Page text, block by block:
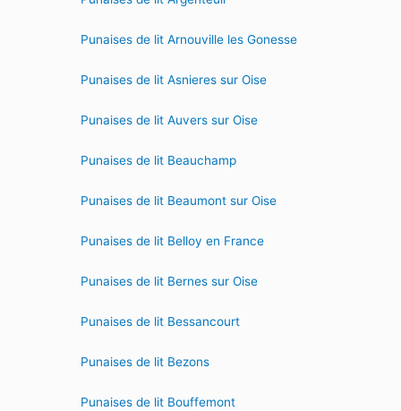
Punaises de lit Arnouville les Gonesse
Punaises de lit Asnieres sur Oise
Punaises de lit Auvers sur Oise
Punaises de lit Beauchamp
Punaises de lit Beaumont sur Oise
Punaises de lit Belloy en France
Punaises de lit Bernes sur Oise
Punaises de lit Bessancourt
Punaises de lit Bezons
Punaises de lit Bouffemont